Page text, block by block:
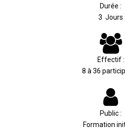
Durée :
3 Jours
Effectif :
8 à 36
Public :
Formation